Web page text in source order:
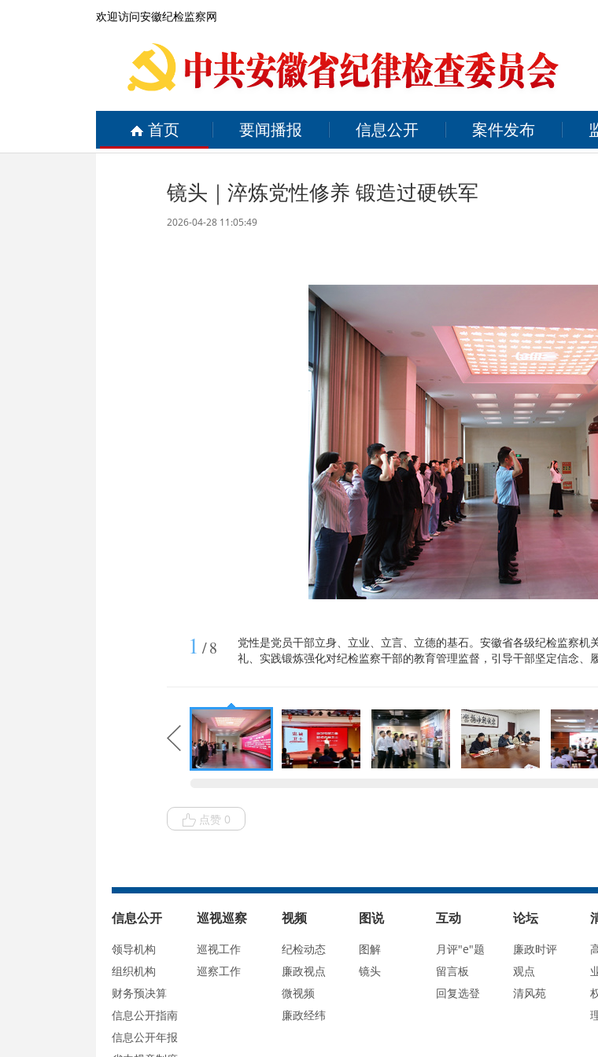
欢迎访问安徽纪检监察网
首页 要闻播报 信息公开 案件发布
镜头｜淬炼党性修养 锻造过硬铁军
2026-04-28 11:05:49
1 /8
党性是党员干部立身、立业、立言、立德的基石。安徽省各级纪检监察
礼、实践锻炼强化对纪检监察干部的教育管理监督，引导干部坚定信念
点赞 0
信息公开
领导机构
组织机构
财务预决算
信息公开指南
信息公开年报
巡视巡察
巡视工作
巡察工作
视频
纪检动态
廉政视点
微视频
廉政经纬
图说
图解
镜头
互动
月评"e"题
留言板
回复选登
论坛
廉政时评
观点
清风苑